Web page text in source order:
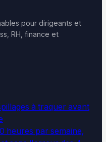
pour dirigeants et
RH, finance et
à traquer avant
heures par semaine,